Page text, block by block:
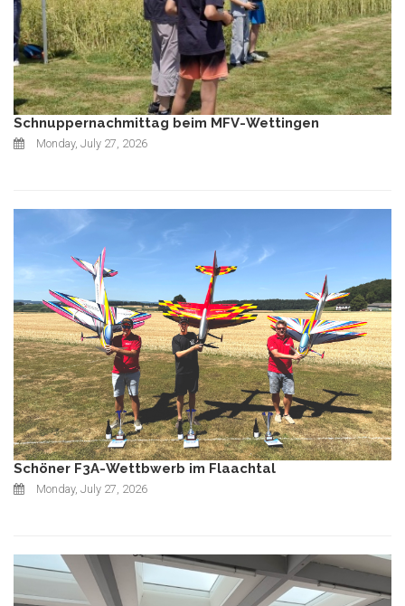
Schnuppernachmittag beim MFV-Wettingen
Monday, July 27, 2026
Schöner F3A-Wettbwerb im Flaachtal
Monday, July 27, 2026